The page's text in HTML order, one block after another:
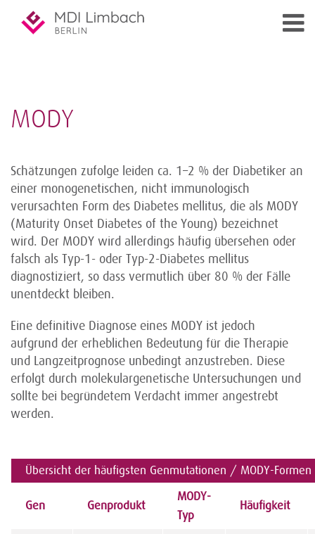
MODY
Schätzungen zufolge leiden ca. 1–2 % der Diabetiker an
einer monogenetischen, nicht immunologisch
verursachten Form des Diabetes mellitus, die als MODY
(Maturity Onset Diabetes of the Young) bezeichnet
wird. Der MODY wird allerdings häufig übersehen oder
falsch als Typ-1- oder Typ-2-Diabetes mellitus
diagnostiziert, so dass vermutlich über 80 % der Fälle
unentdeckt bleiben.
Eine definitive Diagnose eines MODY ist jedoch
aufgrund der erheblichen Bedeutung für die Therapie
und Langzeitprognose unbedingt anzustreben. Diese
erfolgt durch molekulargenetische Untersuchungen und
sollte bei begründetem Verdacht immer angestrebt
werden.
Übersicht der häufigsten Genmutationen / MODY-Formen
Gen Genprodukt
MODY-
Typ
Häufigkeit